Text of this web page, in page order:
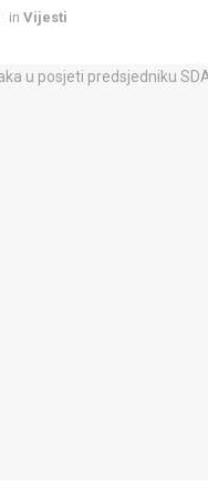
in Vijesti